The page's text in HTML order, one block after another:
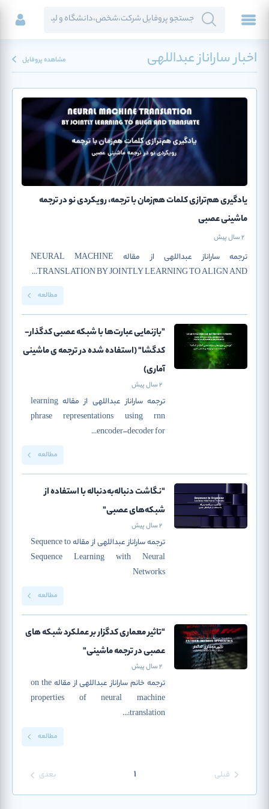
اخبار ساراناز عبداللهی مشاهده پروفایل
یادگیری هم‌ترازی کلمات هم‌زمان با ترجمه، رویکردی نو در ترجمه
ماشینی عصبی
2 سال پیش
ترجمه ساراناز عبداللهی از مقاله NEURAL MACHINE
TRANSLATION BY JOINTLY LEARNING TO ALIGN AND...
مطالعه
"بازنمایی‌ عبارت‌ها با شبکه عصبی کدگذار-
کدگشا" (استفاده شده در ترجمه ی ماشینی
آماری)
2 سال پیش
ترجمه ساراناز عبداللهی از مقاله learning
phrase representations using rnn
encoder–decoder for...
مطالعه
"نگاشت دنباله‌به‌دنباله با استفاده از
شبکه‌های عصبی"
2 سال پیش
ترجمه ساراناز عبداللهی از مقاله Sequence to
Sequence Learning with Neural
Networks
مطالعه
"تاثیر معماری کدگزار بر عملکرد شبکه های
عصبی در ترجمه ماشینی"
2 سال پیش
ترجمه خانم ساراناز عبداللهی از مقاله on the
properties of neural machine
translation:...
مطالعه
قبلی 1 بعدی